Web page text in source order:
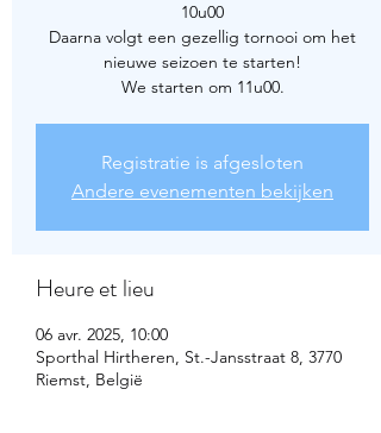
10u00
Daarna volgt een gezellig tornooi om het
nieuwe seizoen te starten!
We starten om 11u00.
Registratie is afgesloten
Andere evenementen bekijken
Heure et lieu
06 avr. 2025, 10:00
Sporthal Hirtheren, St.-Jansstraat 8, 3770
Riemst, België